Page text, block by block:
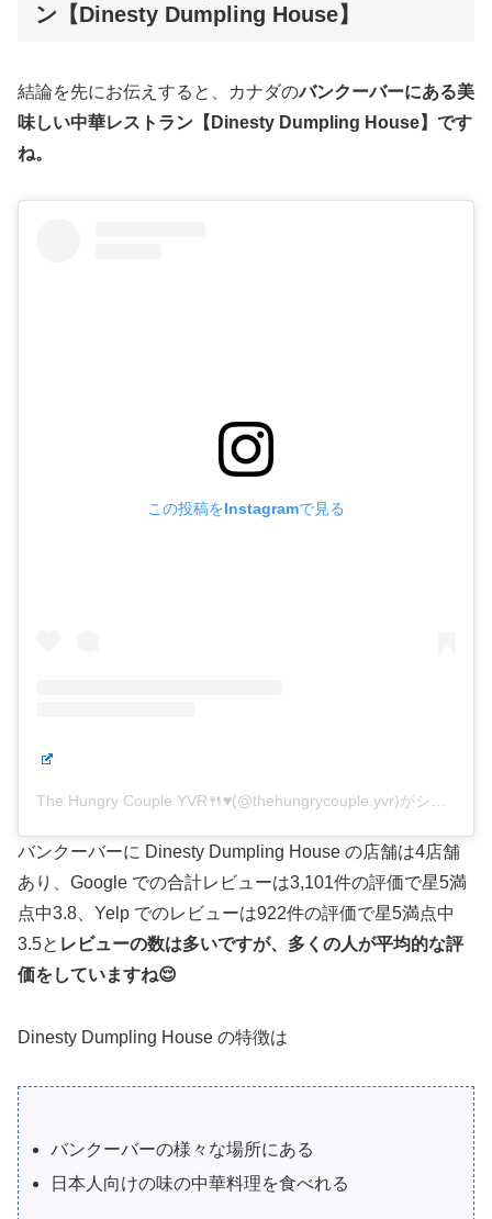
ン【Dinesty Dumpling House】
結論を先にお伝えすると、カナダのバンクーバーにある美
味しい中華レストラン【Dinesty Dumpling House】です
ね。
この投稿をInstagramで見る
バンクーバーに Dinesty Dumpling House の店舗は4店舗
あり、Google での合計レビューは3,101件の評価で星5満
点中3.8、Yelp でのレビューは922件の評価で星5満点中
3.5と レビューの数は多いですが、多くの人が平均的な評
価をしていますね😌
Dinesty Dumpling House の特徴は
バンクーバーの様々な場所にある
日本人向けの味の中華料理を食べれる